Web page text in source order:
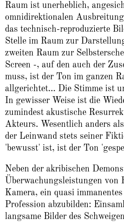
Raum ist unerheblich,
omnidirektionalen
das technisch-reproduzierte
Stelle im Raum zur
zweiten Raum zur
Screen -, auf den auch der
muss, ist der Ton im ganzen
allgerichtet... Die Stimme ist
In gewisser Weise ist die
zumindest akustische
Akteurs. Wesentlich anders
der Leinwand stets seiner
'bewusst' ist, ist der Ton
Neben der akribischen
Überwachungsleistungen von
Kamera, ein quasi
Profession abzubilden:
langsame Bilder des